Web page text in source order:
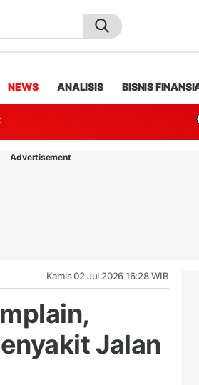
NEWS ANALISIS BISNIS
Advertisement
Kamis 02 Jul 2026 16:28 WIB
Jalan